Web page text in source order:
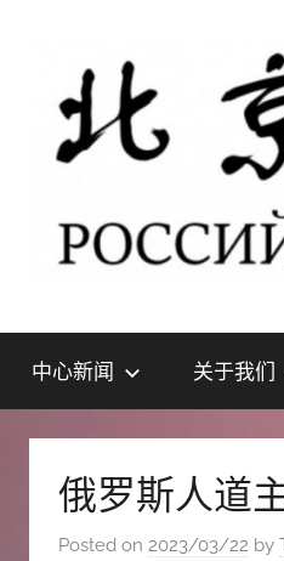
北
京
俄
罗
КУЛЬТУРНЫЙ
ЦЕНТР
ПЕКИНЕ
中心新闻 关于我们
俄罗斯人道
Posted on 2023/03/22 by